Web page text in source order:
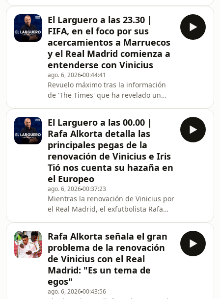
ofrecimiento de Gianni Infantino para
que Marruecos asuma la organización
de la final del Mundial 2030. El
Sanedrín de El Larguero debate sobre
ello con Rafa Alkorta como principal
voz autorizada. También conocemos
al detalle la iniciativa de Sumar de
El Larguero a las 23.30 |
FIFA, en el foco por sus
acercamientos a Marruecos
y el Real Madrid comienza a
entenderse con Vinicius
ago. 6, 202600:44:41
Revuelo máximo tras la información
de 'The Times' que ha revelado un
Mundial 2030. También charlamos
con el diputado de Sumar Nahuel
González sobre la iniciativa de su
grupo de intentar desmarcarse de los
marroquíes en esta organización.
Sobre ello trata también el Sanedrín
de El Larguero, además de las
primeras reacciones tras l
El Larguero a las 00.00 |
Rafa Alkorta detalla las
principales pegas de la
renovación de Vinicius e Iris
Tió nos cuenta su hazaña en
el Europeo
ago. 6, 202600:37:23
Mientras la renovación de Vinicius por
el Real Madrid, el exfutbolista Rafa
esconde el acuerdo. Conocemos la
última hora del mercado de fichajes,
los avances de la empresa con ADN
español Proteckhtor para proteger a
los futbolistas de los golpes en la
cabeza y charlamos con la gran
Rafa Alkorta señala el gran
problema de la renovación
de Vinicius con el Real
Madrid: "Es un tema de
egos"
ago. 6, 202600:43:56